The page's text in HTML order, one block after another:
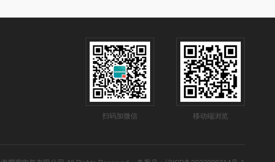
扫码加微信
移动端浏览